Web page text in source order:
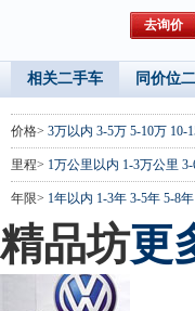
相关二手车 同价位
价格> 3万以内 3-5万 5-10万 10-
里程> 1万公里以内 1-3万公里
年限> 1年以内 1-3年 3-5年 5-8年
精品坊更